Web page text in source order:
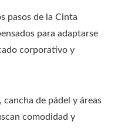
pasos de la Cinta
para adaptarse
corporativo y
de pádel y áreas
comodidad y